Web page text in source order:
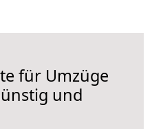
für Umzüge
und